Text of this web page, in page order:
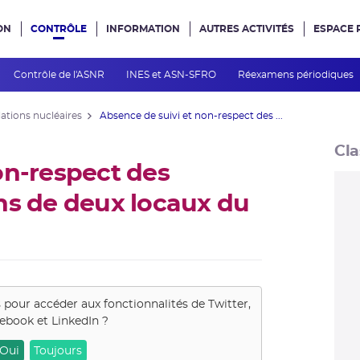
siteCONTRÔLE
Contrôle de l'ASNR INES et ASN-SFRO Réexamens périodiques
INFORMATION AUTRES ACTIVITÉS ESPACE
nucléaires Absence de suivi et non-respect des ...
respect des
de deux locaux du
accéder aux fonctionnalités de
Twitter,
et LinkedIn?
Oui Toujours